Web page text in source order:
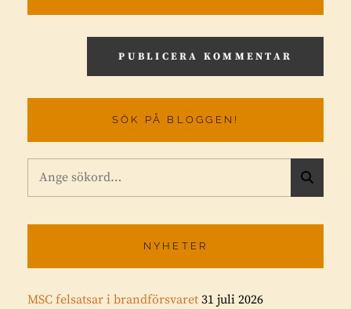
SÖK PÅ BLOGGEN!
efter:
NYHETER
MSC felsatsar i brandförsvaret 31 juli 2026